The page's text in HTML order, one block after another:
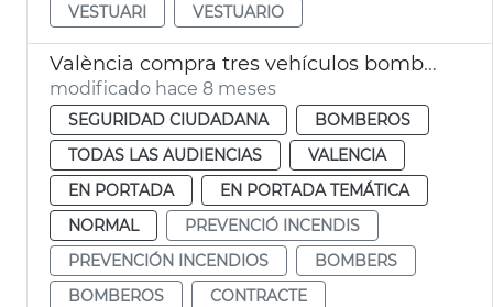
VESTUARI
VESTUARIO
València compra tres vehículos bomberos
modificado hace 8 meses
SEGURIDAD CIUDADANA
BOMBEROS
TODAS LAS AUDIENCIAS
VALENCIA
EN PORTADA
EN PORTADA TEMÁTICA
NORMAL
PREVENCIÓ INCENDIS
PREVENCIÓN INCENDIOS
BOMBERS
BOMBEROS
CONTRACTE